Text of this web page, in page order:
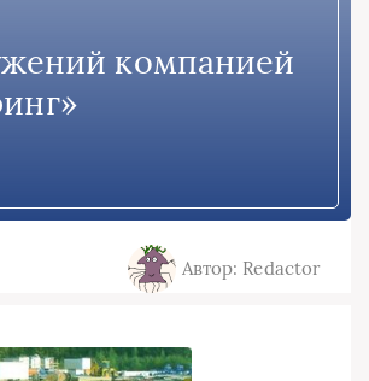
компанией
Автор: Redactor